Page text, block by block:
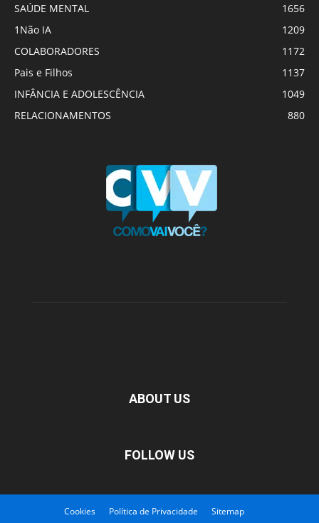
SAÚDE MENTAL
1656
1Não IA
1209
COLABORADORES
1172
Pais e Filhos
1137
INFÂNCIA E ADOLESCÊNCIA
1049
RELACIONAMENTOS
880
ABOUT US
FOLLOW US
Cookies Política de Privacidade
Sitemap